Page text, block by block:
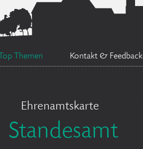
Top Themen Kontakt & Feedback
Ehrenamtskarte
Standesamt